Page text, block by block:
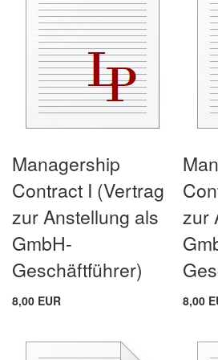
Managership
Contract I (Vertrag
zur Anstellung als
GmbH-
Geschäftführer)
8,00 EUR
zur
8,00